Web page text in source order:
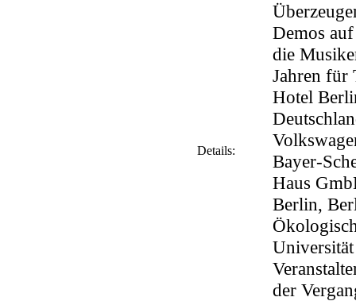
Details:
Demos
die
Jahren für
Hotel
Bayer-
Haus
Berlin,
der